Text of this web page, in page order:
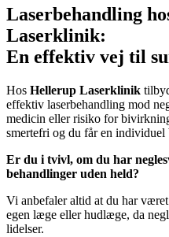
Laserbehandling
Laserklinik:
En effektiv vej til
Hos Hellerup Laserklinik
effektiv laserbehandling mod
medicin eller risiko for
smertefri og du får en individuel
Er du i tvivl, om du har
behandlinger uden held?
Vi anbefaler altid at du har
egen læge eller hudlæge, da
lidelser.